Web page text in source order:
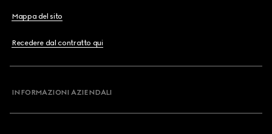
Mappa del sito
Recedere dal contratto qui
INFORMAZIONI AZIENDALI